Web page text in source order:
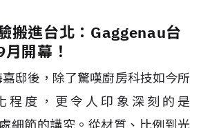
搬進台北：Gaggenau台
開幕！
邸後，除了驚嘆廚房科技如今所
程度，更令人印象深刻的是